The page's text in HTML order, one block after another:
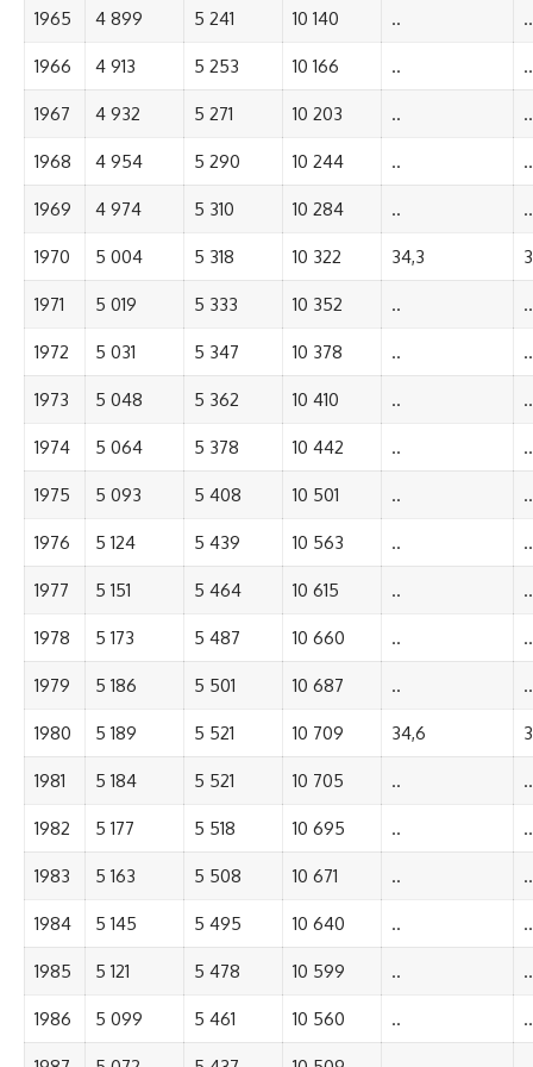
1965 4 899 5 241 10 140 .. ..
1966 4 913 5 253 10 166 .. ..
1967 4 932 5 271 10 203 .. ..
1968 4 954 5 290 10 244 .. ..
1969 4 974 5 310 10 284 .. ..
1970 5 004 5 318 10 322 34,3
1971 5 019 5 333 10 352 .. ..
1972 5 031 5 347 10 378 .. ..
1973 5 048 5 362 10 410 .. ..
1974 5 064 5 378 10 442 .. ..
1975 5 093 5 408 10 501 .. ..
1976 5 124 5 439 10 563 .. ..
1977 5 151 5 464 10 615 .. ..
1978 5 173 5 487 10 660 .. ..
1979 5 186 5 501 10 687 .. ..
1980 5 189 5 521 10 709 34,6
1981 5 184 5 521 10 705 .. ..
1982 5 177 5 518 10 695 .. ..
1983 5 163 5 508 10 671 .. ..
1984 5 145 5 495 10 640 .. ..
1985 5 121 5 478 10 599 .. ..
1986 5 099 5 461 10 560 .. ..